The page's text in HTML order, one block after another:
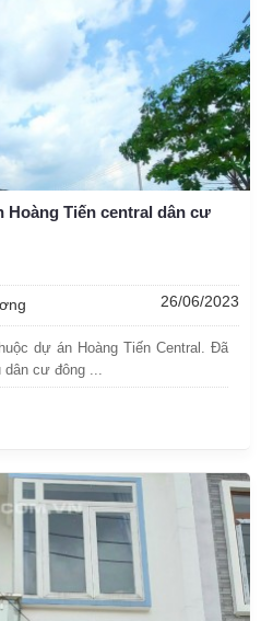
Hoàng Tiến central dân cư
26/06/2023
dự án Hoàng Tiến Central. Đã
cư đông ...